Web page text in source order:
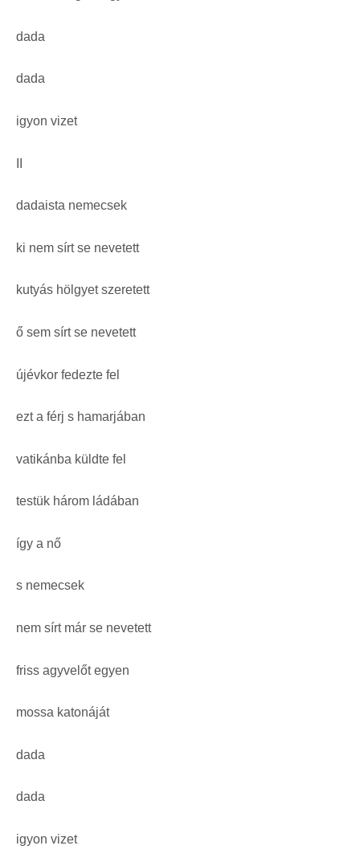
dada
dada
igyon vizet
dadaista nemecsek
ki nem sírt se nevetett
kutyás hölgyet szeretett
ő sem sírt se nevetett
újévkor fedezte fel
ezt a férj s hamarjában
vatikánba küldte fel
testük három ládában
így a nő
s nemecsek
nem sírt már se nevetett
friss agyvelőt egyen
mossa katonáját
dada
dada
igyon vizet